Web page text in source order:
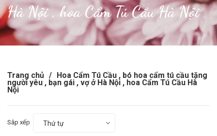
Hà Nội , hoa Cẩm Tú Cầu Hà Nội
Trang chủ / Hoa Cẩm Tú Cầu , bó hoa cẩm tú cầu tặng
người yêu , bạn gái , vợ ở Hà Nội , hoa Cẩm Tú Cầu Hà
Nội
Sắp xếp Thứ tự